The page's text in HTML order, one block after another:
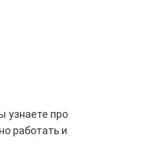
узнаете про
работать и